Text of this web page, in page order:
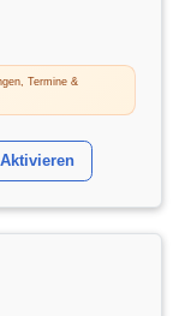
Termine &
Aktivieren